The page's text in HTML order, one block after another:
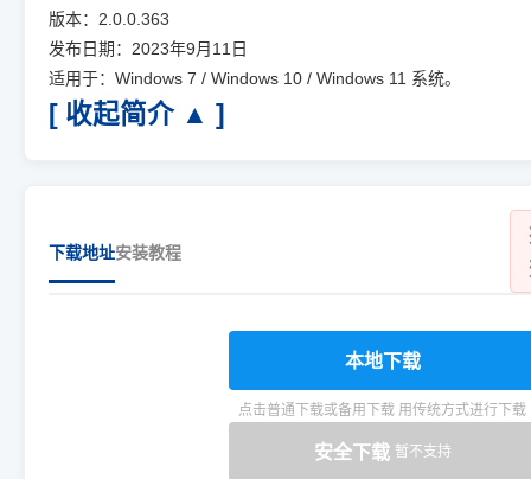
版本：2.0.0.363
发布日期：2023年9月11日
适用于：Windows 7 / Windows 10 / Windows 11 系统。
[ 收起简介 ▲ ]
下载地址安装教程
本地下载
点击普通下载或备用下载 用传统方式进行下载
安全下载 暂不支持